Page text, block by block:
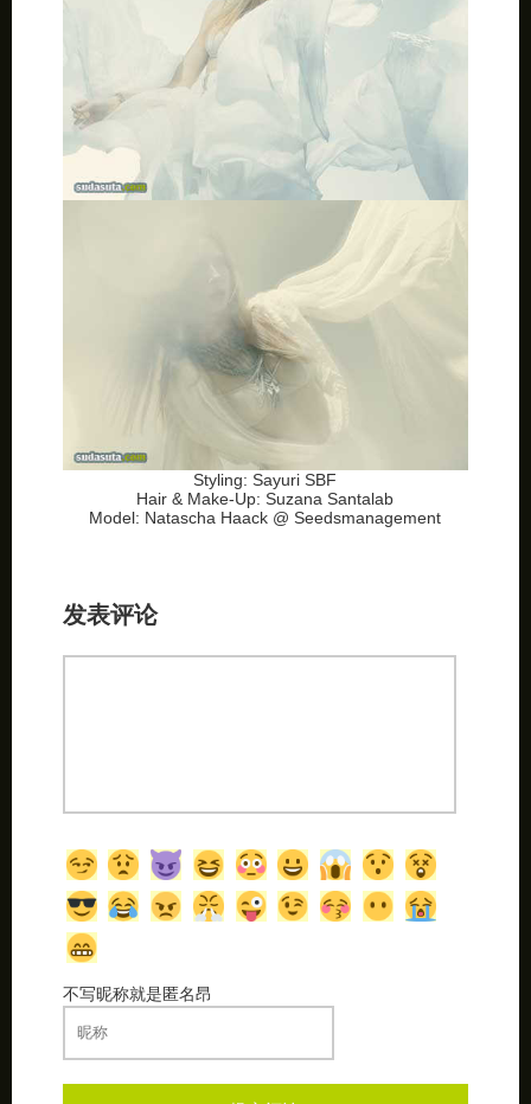
Styling: Sayuri SBF
Hair & Make-Up: Suzana Santalab
Model: Natascha Haack @ Seedsmanagement
发表评论
不写昵称就是匿名昂